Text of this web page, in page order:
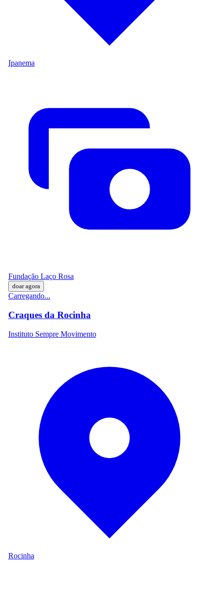
Ipanema
Fundação Laço Rosa
doar agora
Carregando...
Craques da Rocinha
Instituto Sempre Movimento
Rocinha